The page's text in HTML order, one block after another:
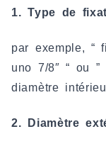
1. Type de
par exemple, “
uno 7/8″ “ ou
diamètre
2. Diamètre